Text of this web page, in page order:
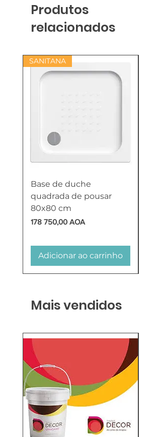
Produtos
relacionados
SANITANA
Base de duche
quadrada de pousar
80x80 cm
Preço
178 750,00 AOA
Adicionar ao carrinho
Mais vendidos